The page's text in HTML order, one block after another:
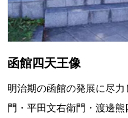
函館四天王像
明治期の函館の発展に尽
門・平田文右衛門・渡邊